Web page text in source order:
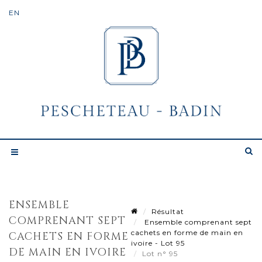
ENSEMBLE
COMPRENANT SEPT
CACHETS EN FORME
DE MAIN EN IVOIRE
Résultat
Ensemble comprenant sept
cachets en forme de main en
ivoire - Lot 95
Lot n° 95